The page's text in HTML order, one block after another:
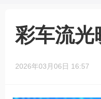
彩车流光
2026年03月06日 16:57